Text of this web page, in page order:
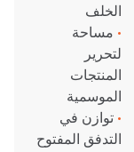
الخلف
• مساحة
لتحرير
المنتجات
الموسمية
• توازن في
التدفق المفتوح